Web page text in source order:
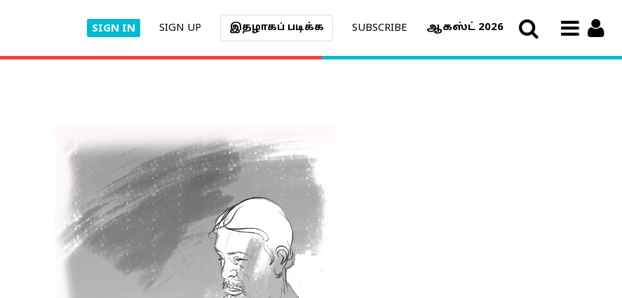
SIGN IN SIGN UP இதழாகப் படிக்க SUBSCRIBE ஆகஸ்ட் 2026